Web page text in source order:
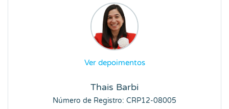
Ver depoimentos
Thais Barbi
Número de Registro: CRP12-08005